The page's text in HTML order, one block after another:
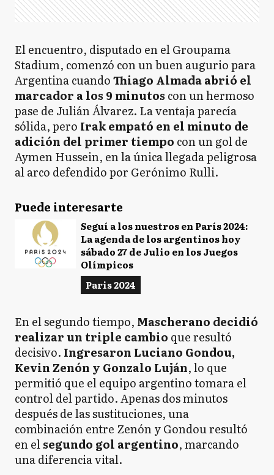
El encuentro, disputado en el Groupama
Stadium, comenzó con un buen augurio para
Argentina cuandoThiago Almada abrió el
marcador a los 9 minutos con un hermoso
pase de Julián Álvarez. La ventaja parecía
sólida, pero Irak empató en el minuto de
adición del primer tiempo con un gol de
Aymen Hussein, en la única llegada peligrosa
al arco defendido por Gerónimo Rulli.
Puede interesarte
Seguí a los nuestros en París 2024:
La agenda de los argentinos hoy
sábado 27 de Julio en los Juegos
Olímpicos
Paris 2024
En el segundo tiempo, Mascherano decidió
realizar un triple cambio que resultó
decisivo. Ingresaron Luciano Gondou,
Kevin Zenón y Gonzalo Luján, lo que
permitió que el equipo argentino tomara el
control del partido. Apenas dos minutos
después de las sustituciones, una
combinación entre Zenón y Gondou resultó
en elsegundo gol argentino, marcando
una diferencia vital.